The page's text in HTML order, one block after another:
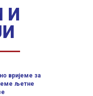
И
вријеме за
љетне